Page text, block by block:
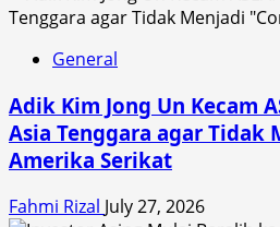
General
Adik Kim Jong Un Kecam
Asia Tenggara agar Tidak
Amerika Serikat
Fahmi Rizal July 27, 2026